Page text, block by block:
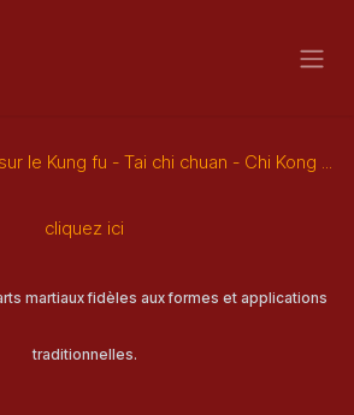
le Kung fu - Tai chi chuan - Chi Kong ...
cliquez ici
martiaux fidèles aux formes et applications
traditionnelles.